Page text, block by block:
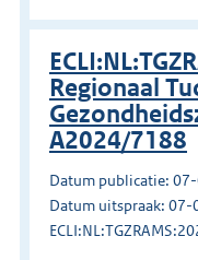
Regionaal
A2024/7188
Datum publicatie:
Datum uitspraak: